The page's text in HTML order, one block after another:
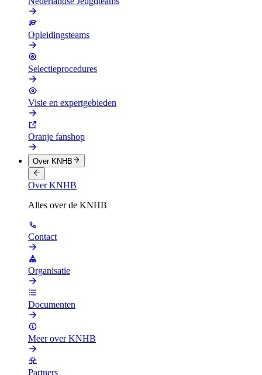
Opleidingsteams
Selectieprocedures
Visie en expertgebieden
Oranje fanshop
Over KNHB
Over KNHB
Alles over de KNHB
Contact
Organisatie
Documenten
Meer over KNHB
Partners